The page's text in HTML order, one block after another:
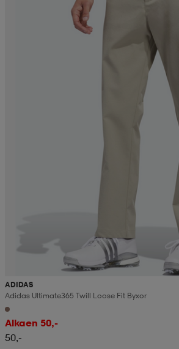
ADIDAS
Adidas Ultimate365 Twill Loose Fit Byxor
Alkaen 50,-
50,-